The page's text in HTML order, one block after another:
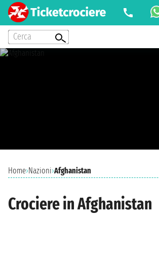
Cerca
Home›Nazioni›Afghanistan
Crociere in Afghanistan